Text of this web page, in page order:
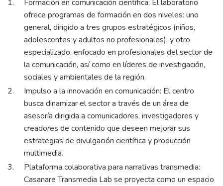
Formación en comunicación científica: El laboratorio
ofrece programas de formación en dos niveles: uno
general, dirigido a tres grupos estratégicos (niños,
adolescentes y adultos no profesionales), y otro
especializado, enfocado en profesionales del sector de
la comunicación, así como en líderes de investigación,
sociales y ambientales de la región.
Impulso a la innovación en comunicación: El centro
busca dinamizar el sector a través de un área de
asesoría dirigida a comunicadores, investigadores y
creadores de contenido que deseen mejorar sus
estrategias de divulgación científica y producción
multimedia.
Plataforma colaborativa para narrativas transmedia:
Casanare Transmedia Lab se proyecta como un espacio